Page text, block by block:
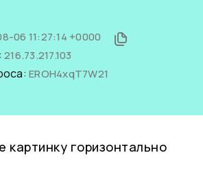
06 11:27:14 +0000
216.73.217.103
EROH4xqT7W21
картинку горизонтально